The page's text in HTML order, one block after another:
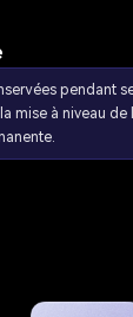
pendant
mise à niveau